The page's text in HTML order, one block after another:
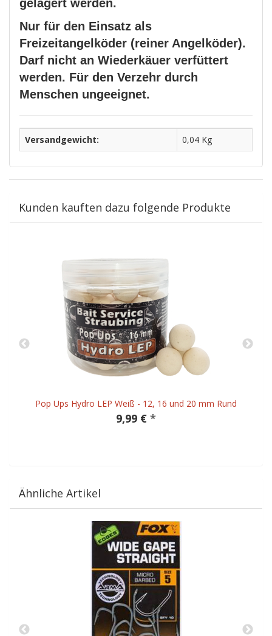
gelagert werden.
Nur für den Einsatz als
Freizeitangelköder (reiner Angelköder).
Darf nicht an Wiederkäuer verfüttert
werden. Für den Verzehr durch
Menschen ungeeignet.
Versandgewicht: 0,04 Kg
Kunden kauften dazu folgende Produkte
Pop Ups Hydro LEP Weiß - 12, 16 und 20 mm Rund
9,99 € *
Ähnliche Artikel